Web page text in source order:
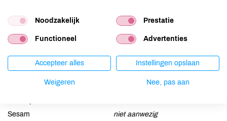
Gluten
niet aanwezig
Lactose
niet aanwezig
niet aanwezig
Sesam
niet aanwezig
Noodzakelijk Prestatie
Functioneel Advertenties
Accepteer alles Instellingen opslaan
Weigeren Nee, pas aan